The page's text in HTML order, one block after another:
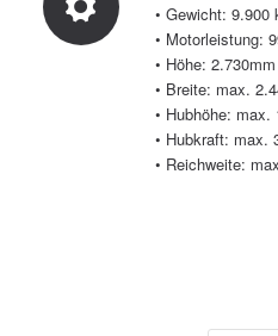
• Gewicht: 9.900
• Motorleistung:
• Höhe: 2.730mm
• Breite: max.
• Hubhöhe: max.
• Hubkraft: max.
• Reichweite: